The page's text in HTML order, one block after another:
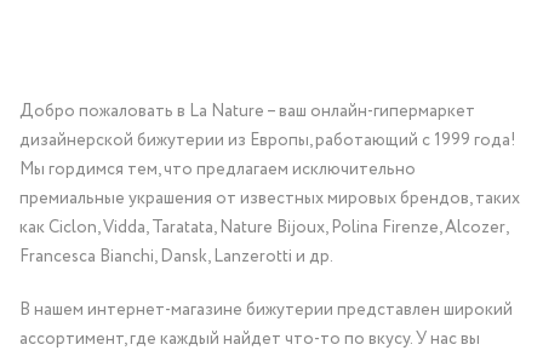
Добро пожаловать в La Nature – ваш онлайн-гипермаркет
дизайнерской бижутерии из Европы, работающий с 1999 года!
Мы гордимся тем, что предлагаем исключительно
премиальные украшения от известных мировых брендов, таких
как Ciclon, Vidda, Taratata, Nature Bijoux, Polina Firenze, Alcozer,
Francesca Bianchi, Dansk, Lanzerotti и др.
В нашем интернет-магазине бижутерии представлен широкий
ассортимент, где каждый найдет что-то по вкусу. У нас вы